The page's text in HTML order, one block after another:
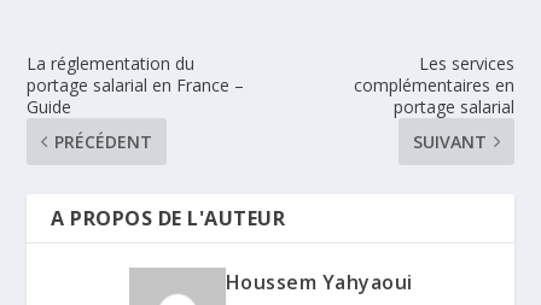
La réglementation du
portage salarial en France –
Guide
PRÉCÉDENT
Les services
complémentaires en
portage salarial
SUIVANT
A PROPOS DE L'AUTEUR
Houssem Yahyaoui